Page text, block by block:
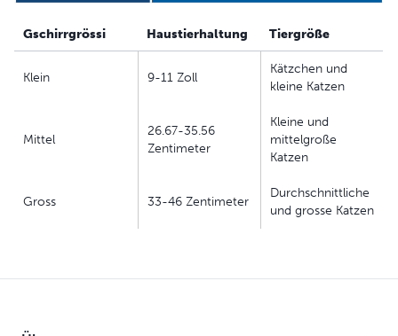
sicher die Umgebung erkunden lassen.
Gschirrgrössi Haustierhaltung Tiergröße
Klein 9-11 Zoll
Kätzchen und
kleine Katzen
Mittel
26.67-35.56
Zentimeter
Kleine und
mittelgroße
Katzen
Gross 33-46 Zentimeter
Durchschnittliche
und grosse Katzen